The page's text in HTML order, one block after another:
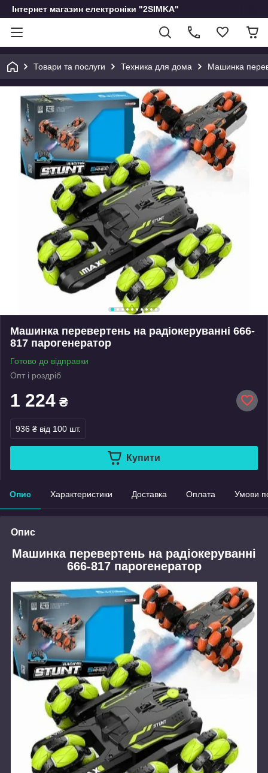
Інтернет магазин електроніки "2SIMKA"
Товари та послуги Техника для дома Машинка
Машинка перевертень на радіокеруванні 666-
817 парогенератор
Готово до відправки
Опт і роздріб
1 224 ₴
936 ₴ від 100 шт.
Купити
Опис Характеристики Доставка Оплата Умови
Опис
Машинка перевертень на радіокеруванні
666-817 парогенератор